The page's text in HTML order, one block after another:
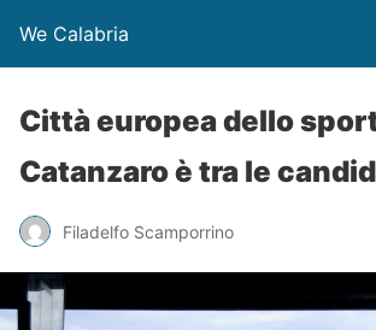
We Calabria
Città europea dello
Catanzaro è tra le
Filadelfo Scamporrino